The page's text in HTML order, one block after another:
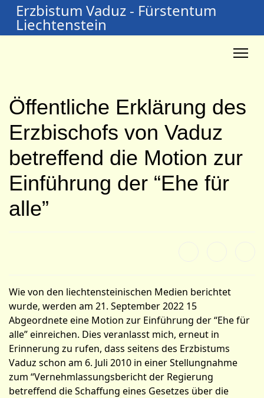
Erzbistum Vaduz - Fürstentum
Liechtenstein
Öffentliche Erklärung des
Erzbischofs von Vaduz
betreffend die Motion zur
Einführung der “Ehe für
alle”
Wie von den liechtensteinischen Medien berichtet
wurde, werden am 21. September 2022 15
Abgeordnete eine Motion zur Einführung der “Ehe für
alle” einreichen. Dies veranlasst mich, erneut in
Erinnerung zu rufen, dass seitens des Erzbistums
Vaduz schon am 6. Juli 2010 in einer Stellungnahme
zum “Vernehmlassungsbericht der Regierung
betreffend die Schaffung eines Gesetzes über die